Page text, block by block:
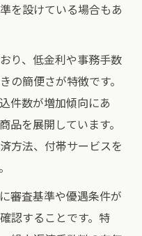
を設けている場合もあ
り、低金利や事務手数
の簡便さが特徴です。
件数が増加傾向にあ
品を展開しています。
方法、付帯サービスを
審査基準や優遇条件が
認することです。特